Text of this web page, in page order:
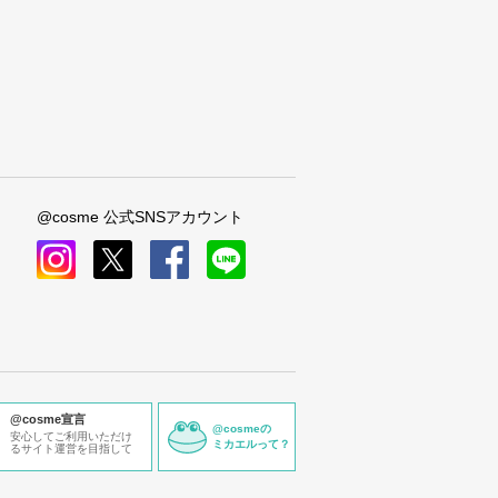
@cosme 公式SNSアカウント
@cosme宣言
安心してご利用いただけ
るサイト運営を目指して
@cosmeの
ミカエルって？